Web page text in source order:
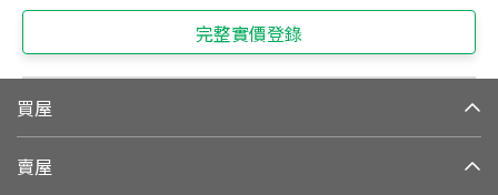
完整實價登錄
買屋
賣屋